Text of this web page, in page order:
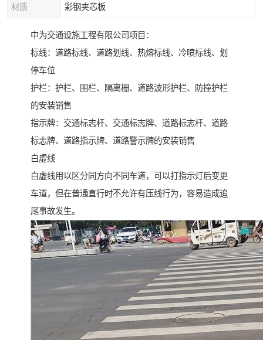
材质 彩钢夹芯板
中为交通设施工程有限公司项目：
标线：道路标线、道路划线、热熔标线、冷喷标线、划
停车位
护栏：护栏、围栏、隔离栅、道路波形护栏、防撞护栏
的安装销售
指示牌：交通标志杆、交通标志牌、道路标志杆、道路
标志牌、道路指示牌、道路警示牌的安装销售
白虚线
白虚线用以区分同方向不同车道，可以打指示灯后变更
车道，但在普通直行时不允许有压线行为，容易造成追
尾事故发生。